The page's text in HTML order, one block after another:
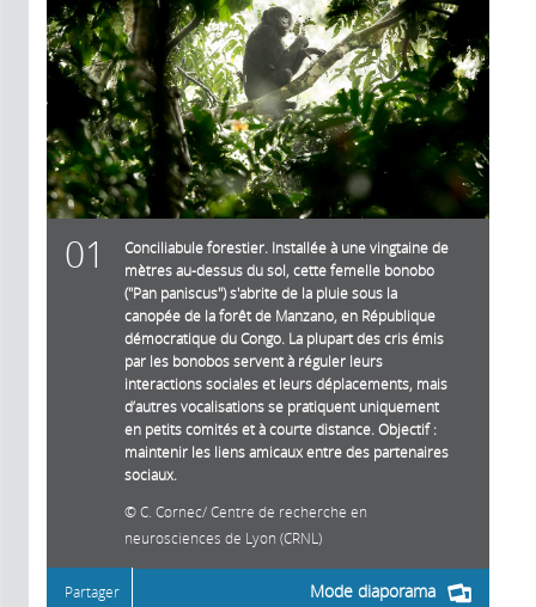
01
Conciliabule forestier. Installée à une vingtaine de
mètres au-dessus du sol, cette femelle bonobo
("Pan paniscus") s'abrite de la pluie sous la
canopée de la forêt de Manzano, en République
démocratique du Congo. La plupart des cris émis
par les bonobos servent à réguler leurs
interactions sociales et leurs déplacements, mais
d’autres vocalisations se pratiquent uniquement
en petits comités et à courte distance. Objectif :
maintenir les liens amicaux entre des partenaires
sociaux.
C. Cornec/ Centre de recherche en
neurosciences de Lyon (CRNL)
Mode diaporama
Partager